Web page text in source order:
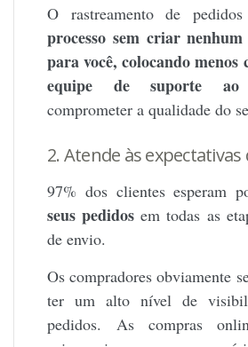
O rastreamento de
processo sem criar
para você, colocando menos
equipe de suporte ao
comprometer a qualidade do
2. Atende às expectativas
97% dos clientes esperam
seus pedidos em todas as
de envio.
Os compradores obviamente
ter um alto nível de
pedidos. As compras